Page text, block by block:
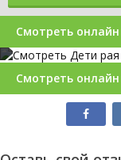
Смотреть онлайн
Смотреть онлайн